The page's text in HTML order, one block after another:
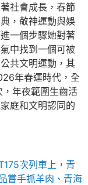
社會成長，春節
，敬神運動與娛
一個步驟她對著
中找到一個可被
共文明運動，其
年春運時代，全
年夜範圍生齒活
庭和文明認同的
次列車上，青
嘗手抓羊肉、青海